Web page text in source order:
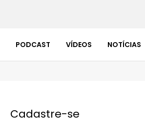
PODCAST VÍDEOS NOTÍCIAS
Cadastre-se